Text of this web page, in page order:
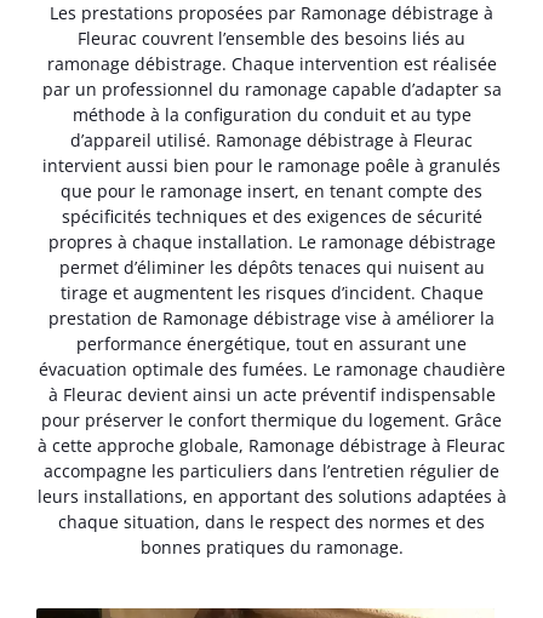
Les prestations proposées par Ramonage débistrage à
Fleurac couvrent l’ensemble des besoins liés au
ramonage débistrage. Chaque intervention est réalisée
par un professionnel du ramonage capable d’adapter sa
méthode à la configuration du conduit et au type
d’appareil utilisé. Ramonage débistrage à Fleurac
intervient aussi bien pour le ramonage poêle à granulés
que pour le ramonage insert, en tenant compte des
spécificités techniques et des exigences de sécurité
propres à chaque installation. Le ramonage débistrage
permet d’éliminer les dépôts tenaces qui nuisent au
tirage et augmentent les risques d’incident. Chaque
prestation de Ramonage débistrage vise à améliorer la
performance énergétique, tout en assurant une
évacuation optimale des fumées. Le ramonage chaudière
à Fleurac devient ainsi un acte préventif indispensable
pour préserver le confort thermique du logement. Grâce
à cette approche globale, Ramonage débistrage à Fleurac
accompagne les particuliers dans l’entretien régulier de
leurs installations, en apportant des solutions adaptées à
chaque situation, dans le respect des normes et des
bonnes pratiques du ramonage.